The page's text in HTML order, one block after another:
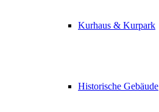
Kurhaus & Kurpark
Historische Gebäude